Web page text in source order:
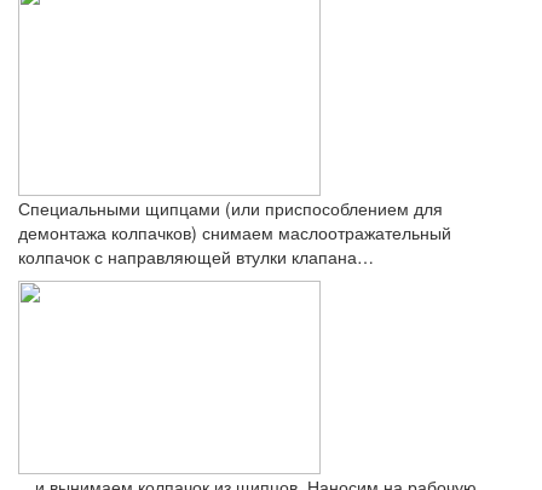
Специальными щипцами (или приспособлением для
демонтажа колпачков) снимаем маслоотражательный
колпачок с направляющей втулки клапана…